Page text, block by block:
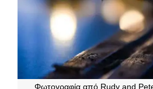
Φωτογραφία από Rudy and